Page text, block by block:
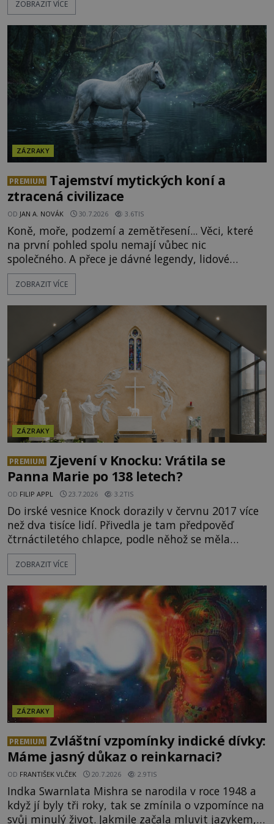
alchymista, vědec a dobrodruh Edward Kelly?
Měšťané pozorují konání muže, který se stává
nesmrtelnou legendou již během
ZOBRAZIT VÍCE
ZÁZRAKY
PREMIUM
Tajemství mytických koní a
ztracená civilizace
OD JAN A. NOVÁK 30.7.2026 3.6TIS
Koně, moře, podzemí a zemětřesení... Věci, které
na první pohled spolu nemají vůbec nic
společného. A přece je dávné legendy, lidové
pohádky i podvědomí psychicky nemocných lidí
podivným způsobem vzájemně propojují. Je
tajemství pocházející ze samých počátků lidské
civilizace? Nebo dokonce z temných vod minulosti
ještě mnohem hlubších? [g
ZOBRAZIT VÍCE
ZÁZRAKY
PREMIUM
Zjevení v Knocku: Vrátila se
Panna Marie po 138 letech?
OD FILIP APPL 23.7.2026 3.2TIS
Do irské vesnice Knock dorazily v červnu 2017 více
než dva tisíce lidí. Přivedla je tam předpověď
čtrnáctiletého chlapce, podle něhož se měla
přesně ve tři hodiny odpoledne zjevit Panna Marie.
Když slunce vystoupilo z mraků, část davu začala
chlapcovo proroctví, nebo poutníci spatřili pouze
neobvyklou hru světla? [gallery
ids="170530,170531,1705
ZOBRAZIT VÍCE
ZÁZRAKY
PREMIUM
Zvláštní vzpomínky indické dívky:
Máme jasný důkaz o reinkarnaci?
OD FRANTIŠEK VLČEK 20.7.2026 2.9TIS
Indka Swarnlata Mishra se narodila v roce 1948 a
když jí byly tři roky, tak se zmínila o vzpomínce na
svůj minulý život. Jakmile začala mluvit jazykem,